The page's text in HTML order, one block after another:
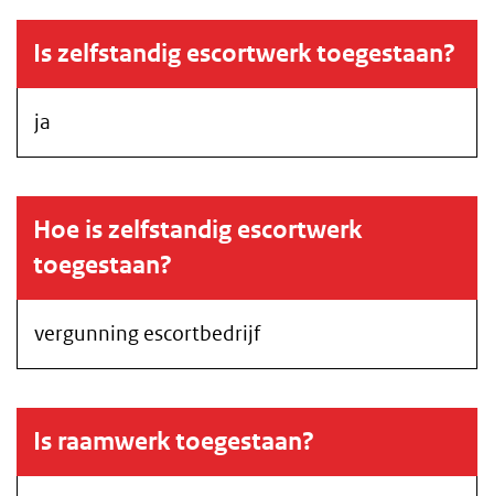
Is zelfstandig escortwerk toegestaan?
ja
Hoe is zelfstandig escortwerk
toegestaan?
vergunning escortbedrijf
Is raamwerk toegestaan?